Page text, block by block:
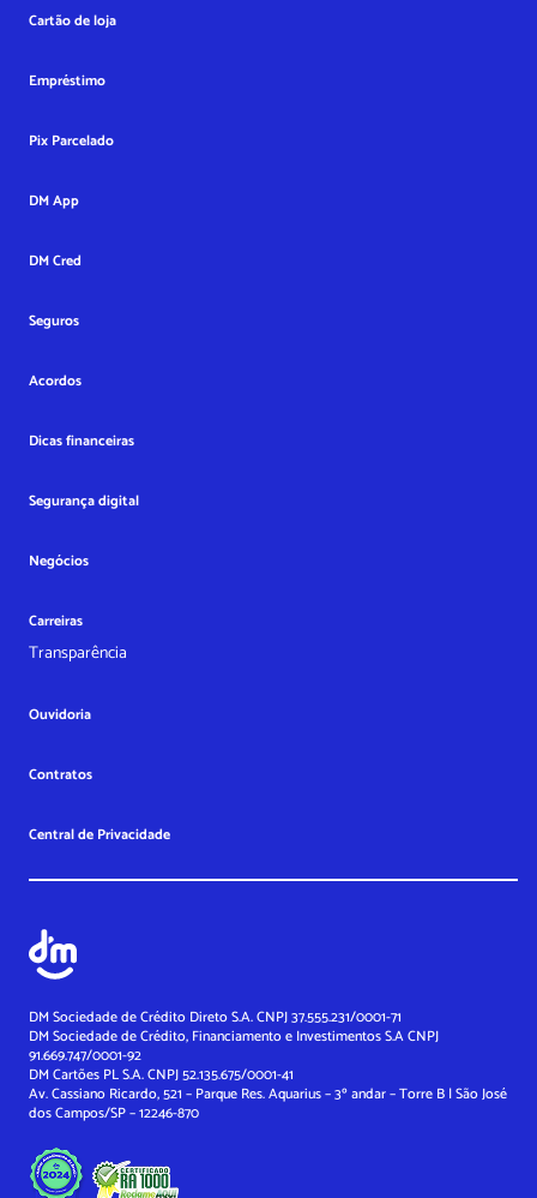
Cartão de loja
Empréstimo
Pix Parcelado
DM App
DM Cred
Seguros
Acordos
Dicas financeiras
Segurança digital
Negócios
Carreiras
Transparência
Ouvidoria
Contratos
Central de Privacidade
DM Sociedade de Crédito Direto S.A. CNPJ 37.555.231/0001-71
DM Sociedade de Crédito, Financiamento e Investimentos S.ACNPJ
91.669.747/0001-92
DM Cartões PL S.A. CNPJ 52.135.675/0001-41
Av. Cassiano Ricardo, 521 – Parque Res. Aquarius – 3º andar – Torre B | São José
dos Campos/SP – 12246-870